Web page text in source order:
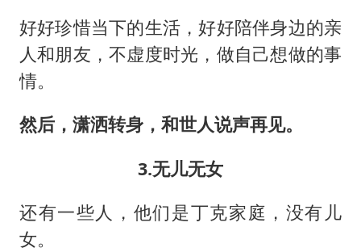
好好珍惜当下的生活，好好陪伴身边的亲
人和朋友，不虚度时光，做自己想做的事
情。
然后，潇洒转身，和世人说声再见。
3.无儿无女
还有一些人，他们是丁克家庭，没有儿
女。